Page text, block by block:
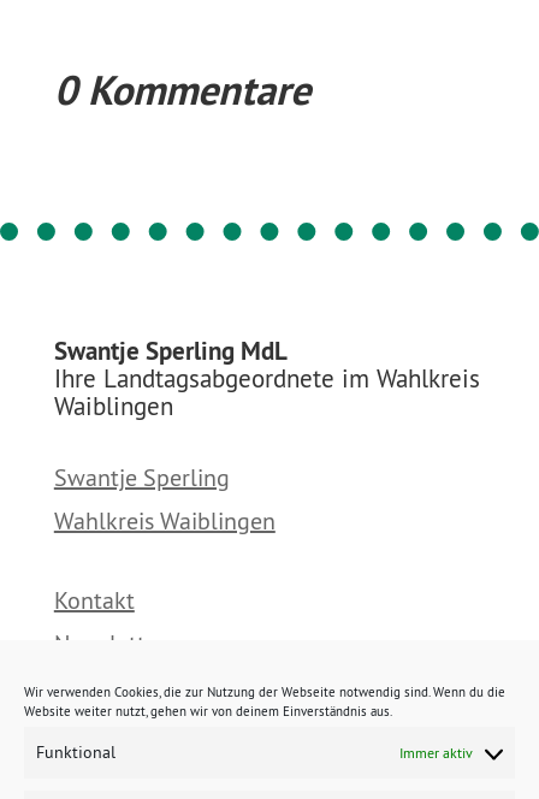
Wir verwenden Cookies, die zur Nutzung der Webseite notwendig sind. Wenn du die
Website weiter nutzt, gehen wir von deinem Einverständnis aus.
Funktional Immer aktiv
0 Kommentare
Swantje Sperling MdL
Ihre Landtagsabgeordnete im Wahlkreis
Waiblingen
Swantje Sperling
Wahlkreis Waiblingen
Kontakt
Newsletter
Presse
Impressum